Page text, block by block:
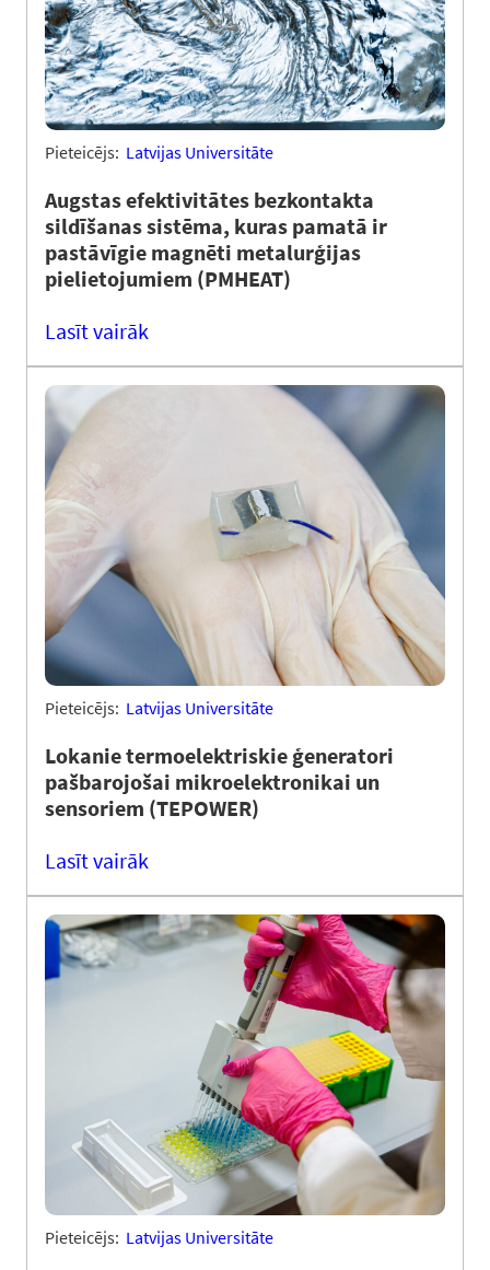
Pieteicējs: Latvijas Universitāte
Augstas efektivitātes bezkontakta
sildīšanas sistēma, kuras pamatā ir
pastāvīgie magnēti metalurģijas
pielietojumiem (PMHEAT)
Lasīt vairāk
Pieteicējs: Latvijas Universitāte
Lokanie termoelektriskie ģeneratori
pašbarojošai mikroelektronikai un
sensoriem (TEPOWER)
Lasīt vairāk
Pieteicējs: Latvijas Universitāte